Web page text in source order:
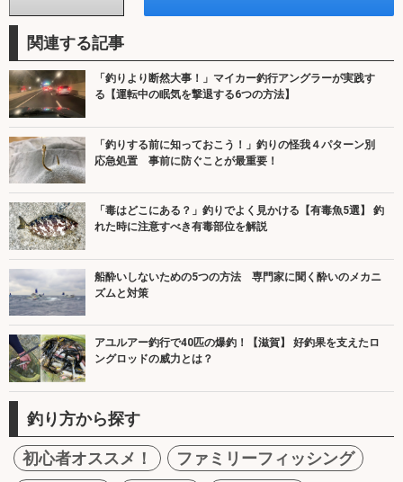
関連する記事
「釣りより断然大事！」マイカー釣行アングラーが実践す
る【運転中の眠気を撃退する6つの方法】
「釣りする前に知っておこう！」釣りの怪我４パターン別
応急処置 事前に防ぐことが最重要！
「毒はどこにある？」釣りでよく見かける【有毒魚5選】 釣
れた時に注意すべき有毒部位を解説
船酔いしないための5つの方法 専門家に聞く酔いのメカニ
ズムと対策
アユルアー釣行で40匹の爆釣！【滋賀】 好釣果を支えたロ
ングロッドの威力とは？
釣り方から探す
初心者オススメ！
ファミリーフィッシング